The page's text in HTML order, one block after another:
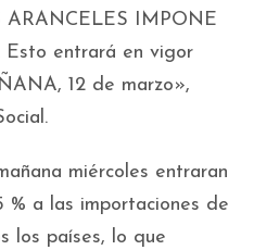
ARANCELES IMPONE
entrará en vigor
12 de marzo»,
miércoles entraran
% a las importaciones de
los países, lo que